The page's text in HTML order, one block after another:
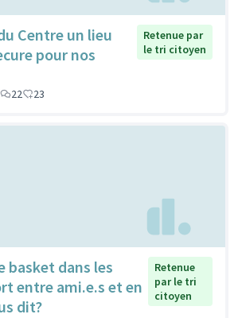
Centre un lieu
pour nos
Retenue par
le tri citoyen
22 23
basket dans les
entre ami.e.s et en
dit?
Retenue
par le tri
citoyen